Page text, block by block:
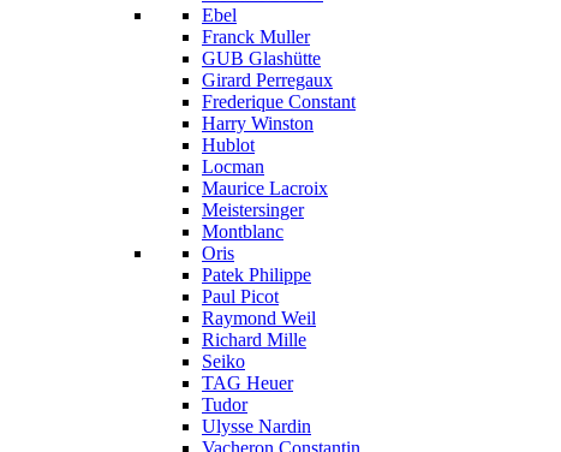
Ebel
Franck Muller
GUB Glashütte
Girard Perregaux
Frederique Constant
Harry Winston
Hublot
Locman
Maurice Lacroix
Meistersinger
Montblanc
Oris
Patek Philippe
Paul Picot
Raymond Weil
Richard Mille
Seiko
TAG Heuer
Tudor
Ulysse Nardin
Vacheron Constantin